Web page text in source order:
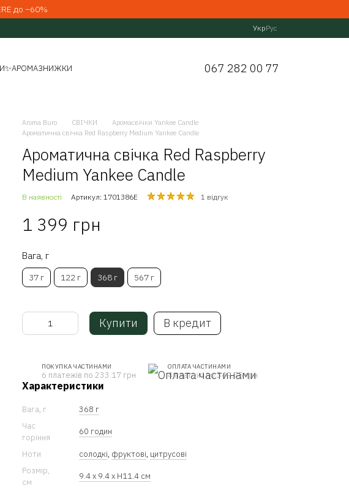
до −60%
УкрРус
✨АРОМАЗНИЖКИ 067 282 00 77
Aroma Buro СВІЧКИ
Аромасвічки Yankee Candle
Ароматична свічка Red Raspberry Medium Yankee Candle
Ароматична свічка Red Raspberry
Medium Yankee Candle
В наявності Артикул: 1701386E 1 відгук
1 399 грн
Вага, г
37 г 122 г 368 г 567 г
Купити В кредит
ПОКУПКА ЧАСТИНАМИ
6 платежів по 233.17 грн
ОПЛАТА ЧАСТИНАМИ
4 платежі по 349.75 грн
Характеристики
Вага, г
368 г
Час
горіння
60 годин
Ноти солодкі, фруктові, цитрусові
Розмір,
см
9.4 x 9.4 x Н11.4 см